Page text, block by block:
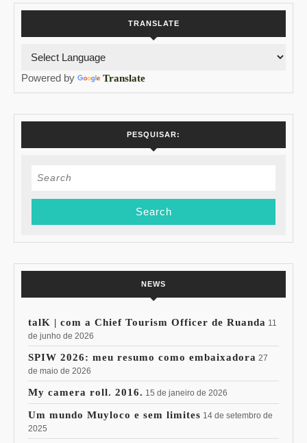
TRANSLATE
Powered by Translate
PESQUISAR:
Search
NEWS
talK | com a Chief Tourism Officer de Ruanda 11
de junho de 2026
SPIW 2026: meu resumo como embaixadora 27
de maio de 2026
My camera roll. 2016. 15 de janeiro de 2026
Um mundo Muyloco e sem limites 14 de setembro de
2025